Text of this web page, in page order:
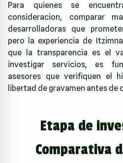
Para quienes se
consideracion, comparar
desarrolladoras que
pero la experiencia de
que la transparencia es el
investigar servicios, es
asesores que verifiquen el
libertad de gravamen antes de
Etapa de
Comparativa